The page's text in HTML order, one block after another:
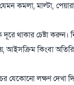
কমলা, মাল্টা,
দূরে থাকার চেষ্টা
আইসক্রিম কিংবা
যেকোনো লক্ষণ দেখা